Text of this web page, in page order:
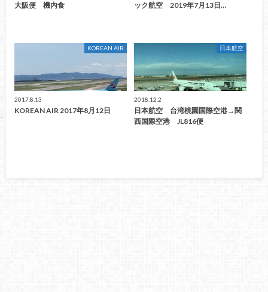
大阪便 機内食
ック航空 2019年7月13日…
KOREAN AIR
2017.8.13
KOREAN AIR 2017年8月12日
日本航空
2018.12.2
日本航空 台湾桃園国際空港→関
西国際空港 JL816便